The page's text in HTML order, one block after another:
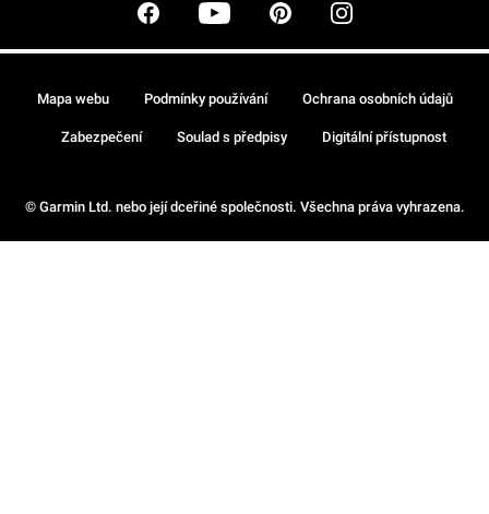
© Garmin Ltd. nebo její dceřiné společnosti. Všechna práva vyhrazena.
Mapa webu Podmínky používání Ochrana osobních údajů
Zabezpečení Soulad s předpisy Digitální přístupnost